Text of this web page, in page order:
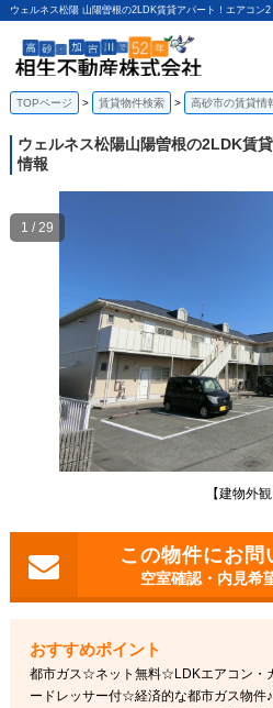
TOPページ 賃貸物件検索 高砂市の賃貸情
ウェルネス松陽山陽曽根の2LDK賃
情報
【建物外観
1 / 29
空室確認・内見希
都市ガス☆ネット無料☆LDKエアコン・
ードレッサー付☆経済的な都市ガス物件